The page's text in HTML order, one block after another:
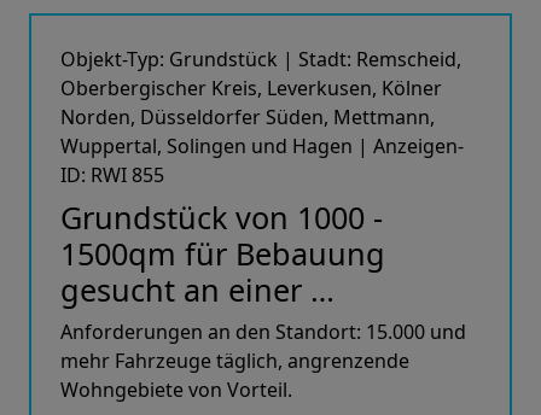
Objekt-Typ: Grundstück | Stadt: Remscheid,
Oberbergischer Kreis, Leverkusen, Kölner
Norden, Düsseldorfer Süden, Mettmann,
Wuppertal, Solingen und Hagen | Anzeigen-
ID: RWI 855
Grundstück von 1000 -
1500qm für Bebauung
gesucht an einer …
Anforderungen an den Standort: 15.000 und
mehr Fahrzeuge täglich, angrenzende
Wohngebiete von Vorteil.